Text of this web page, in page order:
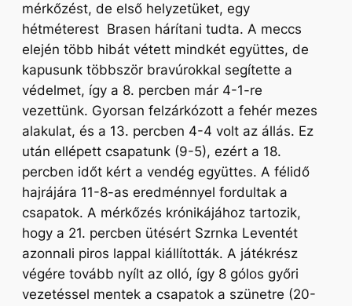
mérkőzést, de első helyzetüket, egy
hétméterest Brasen hárítani tudta. A meccs
elején több hibát vétett mindkét együttes, de
kapusunk többször bravúrokkal segítette a
védelmet, így a 8. percben már 4-1-re
vezettünk. Gyorsan felzárkózott a fehér mezes
alakulat, és a 13. percben 4-4 volt az állás. Ez
után ellépett csapatunk (9-5), ezért a 18.
percben időt kért a vendég együttes. A félidő
hajrájára 11-8-as eredménnyel fordultak a
csapatok. A mérkőzés krónikájához tartozik,
hogy a 21. percben ütésért Szrnka Leventét
azonnali piros lappal kiállították. A játékrész
végére tovább nyílt az olló, így 8 gólos győri
vezetéssel mentek a csapatok a szünetre (20-